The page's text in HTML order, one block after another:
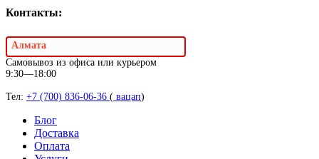
Контакты:
Алмата
Самовывоз из офиса или курьером
9:30—18:00
Тел: +7 (700) 836-06-36 ( вацап)
Блог
Доставка
Оплата